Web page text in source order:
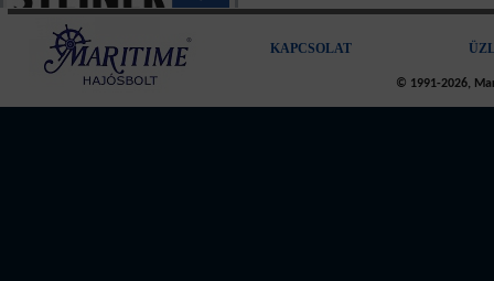
KAPCSOLAT
© 1991-2026,